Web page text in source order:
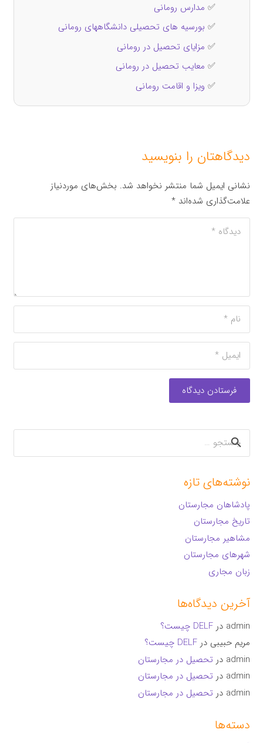
✅ مدارس رومانی
✅ بورسیه های تحصیلی دانشگاههای رومانی
✅ مزایای تحصیل در رومانی
✅ معایب تحصیل در رومانی
✅ ویزا و اقامت رومانی
دیدگاهتان را بنویسید
نشانی ایمیل شما منتشر نخواهد شد. بخش‌های موردنیاز
علامت‌گذاری شده‌اند*
فرستادن دیدگاه
جستجو
برای:
نوشته‌های تازه
پادشاهان مجارستان
تاریخ مجارستان
مشاهیر مجارستان
شهرهای مجارستان
زبان مجاری
آخرین دیدگاه‌ها
admin درDELF چیست؟
مریم حبیبی درDELF چیست؟
admin در تحصیل در مجارستان
admin در تحصیل در مجارستان
admin در تحصیل در مجارستان
دسته‌ها